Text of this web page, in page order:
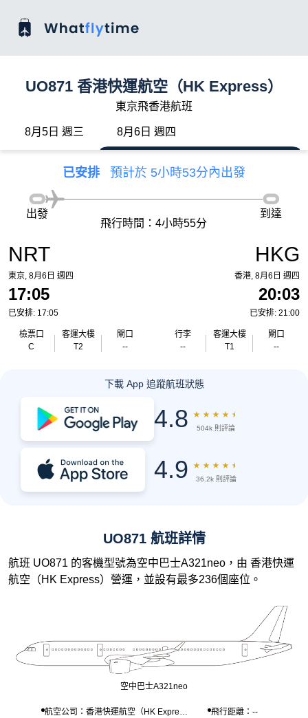
UO871 香港快運航空（HK Express）
東京飛香港航班
8月5日 週三 8月6日 週四
已安排 預計於 5小時53分內出發
NRT
東京, 8月6日 週四
17:05
已安排: 17:05
檢票口
C
客運大樓
T2
閘口
--
出發
飛行時間：4小時55分
到達
HKG
香港, 8月6日 週四
20:03
已安排: 21:00
行李
--
客運大樓
T1
閘口
--
下載 App 追蹤航班狀態
4.8 ★ ★ ★ ★ ★
504k 則評論
4.9 ★ ★ ★ ★ ★
36.2k 則評論
UO871 航班詳情
航班 UO871 的客機型號為空中巴士A321neo，由 香港快運
航空（HK Express）營運，並設有最多236個座位。
空中巴士A321neo
航空公司：香港快運航空（HK Express
飛行距離：--